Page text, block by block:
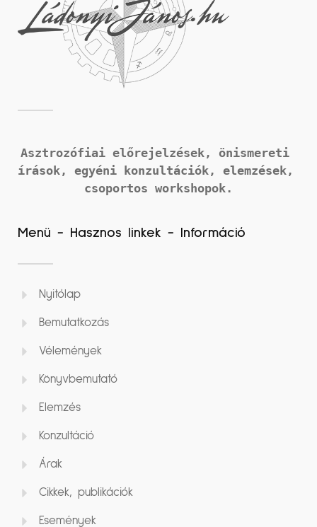
Asztrozófiai előrejelzések, önismereti
írások,
csoportos workshopok.
Menü - Hasznos linkek - Információ
Nyitólap
Bemutatkozás
Vélemények
Könyvbemutató
Elemzés
Konzultáció
Árak
Cikkek, publikációk
Események